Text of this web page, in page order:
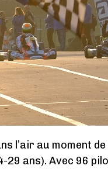
l’air au moment
29 ans). Avec 96